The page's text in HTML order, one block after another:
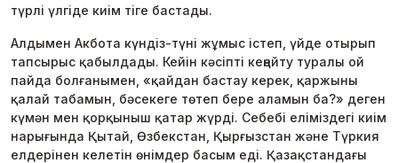
түрлі үлгіде киім тіге бастады.
Алдымен Акбота күндіз-түні жұмыс істеп, үйде отырып
тапсырыс қабылдады. Кейін кәсіпті кеңейту туралы ой
пайда болғанымен, «қайдан бастау керек, қаржыны
қалай табамын, бәсекеге төтеп бере аламын ба?» деген
күмән мен қорқыныш қатар жүрді. Себебі еліміздегі киім
нарығында Қытай, Өзбекстан, Қырғызстан және Түркия
елдерінен келетін өнімдер басым еді. Қазақстандағы